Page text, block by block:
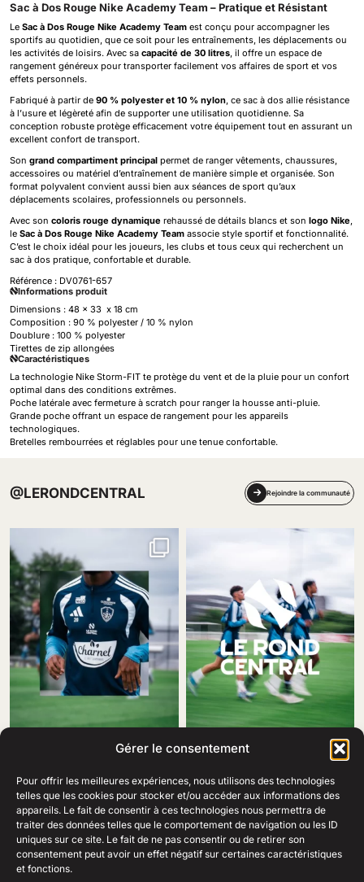
Gérer le consentement
Pour offrir les meilleures expériences, nous utilisons des technologies
telles que les cookies pour stocker et/ou accéder aux informations des
appareils. Le fait de consentir à ces technologies nous permettra de
traiter des données telles que le comportement de navigation ou les ID
uniques sur ce site. Le fait de ne pas consentir ou de retirer son
consentement peut avoir un effet négatif sur certaines caractéristiques
et fonctions.
Sac à Dos Rouge Nike Academy Team – Pratique et Résistant
Le Sac à Dos Rouge Nike Academy Team est conçu pour accompagner les
sportifs au quotidien, que ce soit pour les entraînements, les déplacements ou
les activités de loisirs. Avec sa capacité de 30 litres, il offre un espace de
rangement généreux pour transporter facilement vos affaires de sport et vos
effets personnels.
Fabriqué à partir de 90 % polyester et 10 % nylon, ce sac à dos allie résistance
à l’usure et légèreté afin de supporter une utilisation quotidienne. Sa
conception robuste protège efficacement votre équipement tout en assurant un
excellent confort de transport.
Son grand compartiment principal permet de ranger vêtements, chaussures,
accessoires ou matériel d’entraînement de manière simple et organisée. Son
format polyvalent convient aussi bien aux séances de sport qu’aux
déplacements scolaires, professionnels ou personnels.
Avec son coloris rouge dynamique rehaussé de détails blancs et son logo Nike,
le Sac à Dos Rouge Nike Academy Team associe style sportif et fonctionnalité.
C’est le choix idéal pour les joueurs, les clubs et tous ceux qui recherchent un
sac à dos pratique, confortable et durable.
Référence : DV0761-657
Informations produit
Dimensions : 48 x 33 x 18 cm
Composition : 90 % polyester / 10 % nylon
Doublure : 100 % polyester
Tirettes de zip allongées
Caractéristiques
La technologie Nike Storm-FIT te protège du vent et de la pluie pour un confort
optimal dans des conditions extrêmes.
Poche latérale avec fermeture à scratch pour ranger la housse anti-pluie.
Grande poche offrant un espace de rangement pour les appareils
technologiques.
Bretelles rembourrées et réglables pour une tenue confortable.
@LERONDCENTRAL Rejoindre la communauté
69 Rue Amiral Romain Desfosses,
29200 Brest
02 98 41 41 99
Ouvert du lundi au samedi